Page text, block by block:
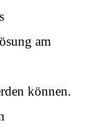
am
können.